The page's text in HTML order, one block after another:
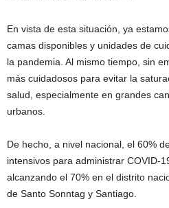
En vista de esta situación, ya
camas disponibles y unidades de
la pandemia. Al mismo tiempo, sin
más cuidadosos para evitar la
salud, especialmente en grandes
urbanos.
De hecho, a nivel nacional, el 60%
intensivos para administrar COVID-
alcanzando el 70% en el distrito
de Santo Sonntag y Santiago.